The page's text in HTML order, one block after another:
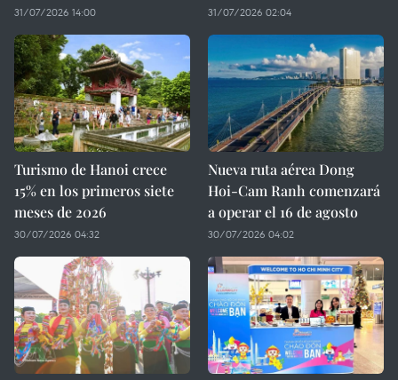
31/07/2026 14:00 31/07/2026 02:04
Turismo de Hanoi crece
15% en los primeros siete
meses de 2026
30/07/2026 04:32
Nueva ruta aérea Dong
Hoi-Cam Ranh comenzará
a operar el 16 de agosto
30/07/2026 04:02